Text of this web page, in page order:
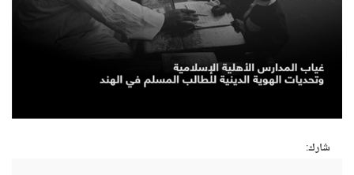
شارك: